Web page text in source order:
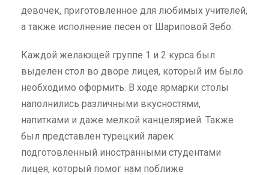
девочек, приготовленное для любимых учителей,
а также исполнение песен от Шариповой Зебо.
Каждой желающей группе 1 и 2 курса был
выделен стол во дворе лицея, который им было
необходимо оформить. В ходе ярмарки столы
наполнились различными вкусностями,
напитками и даже мелкой канцелярией. Также
был представлен турецкий ларек
подготовленный иностранными студентами
лицея, который помог нам поближе